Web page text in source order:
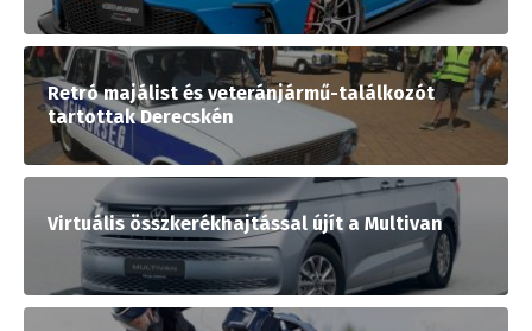
Retró majálist és veteránjármű-találkozót
tartottak Derecskén
Virtuális összkerékhajtással újít a Multivan